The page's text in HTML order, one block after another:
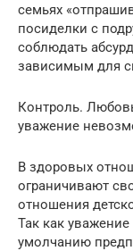
семьях
посиделки с
соблюдать
зависимым для
Контроль.
уважение
В здоровых
ограничивают
отношения
Так как
умолчанию